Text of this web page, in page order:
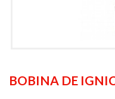
BOBINA DE